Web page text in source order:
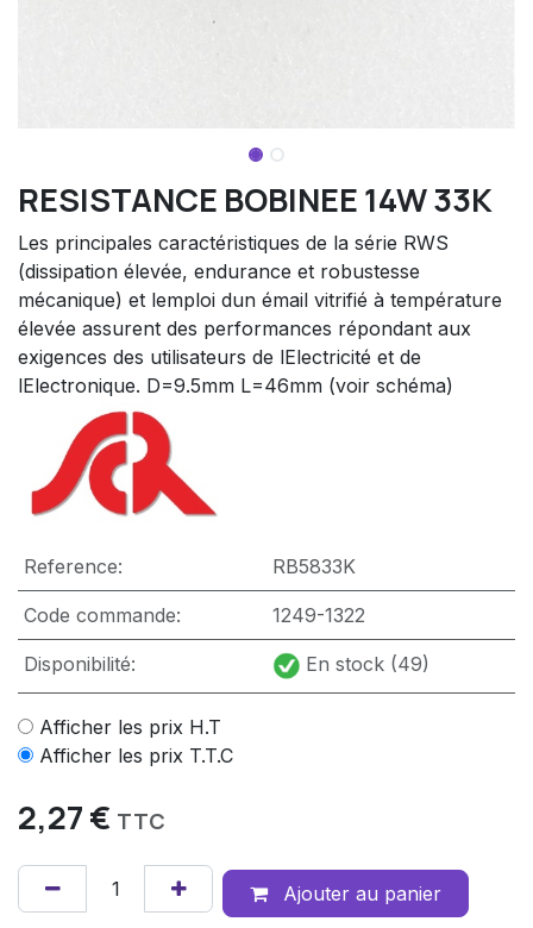
RESISTANCE BOBINEE 14W 33K
Les principales caractéristiques de la série RWS
(dissipation élevée, endurance et robustesse
mécanique) et lemploi dun émail vitrifié à température
élevée assurent des performances répondant aux
exigences des utilisateurs de lElectricité et de
lElectronique. D=9.5mm L=46mm (voir schéma)
Reference: RB5833K
Code commande: 1249-1322
Disponibilité: En stock (49)
Afficher les prix H.T
Afficher les prix T.T.C
2,27€ TTC
Ajouter au panier